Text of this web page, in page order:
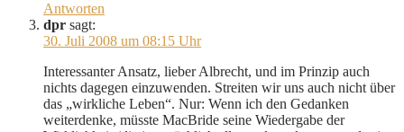
Antworten
dpr sagt:
30. Juli 2008 um 08:15 Uhr
Interessanter Ansatz, lieber Albrecht, und im Prinzip auch
nichts dagegen einzuwenden. Streiten wir uns auch nicht über
das „wirkliche Leben“. Nur: Wenn ich den Gedanken
weiterdenke, müsste MacBride seine Wiedergabe der